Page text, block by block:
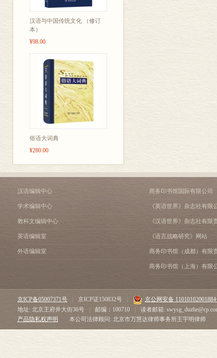
汉语与中国传统文化 （修订
本）
¥98.00
俗语大词典
¥280.00
汉语编辑中心
学术编辑中心
教科文编辑中心
英语编辑室
外语编辑室
商务印书馆国际有限公司
《英语世界》杂志社有限
《汉语世界》杂志社有限
《语言战略研究》网站
商务印书馆（成都）有限
商务印书馆（上海）有限
京ICP备05007371号 京ICP证150832号
京公网安备
地址: 北京王府井大街36号
邮编：100710
读者邮箱:
产品隐私权声明
本公司法律顾问: 北京市万慧达律师事务所王宇明律师